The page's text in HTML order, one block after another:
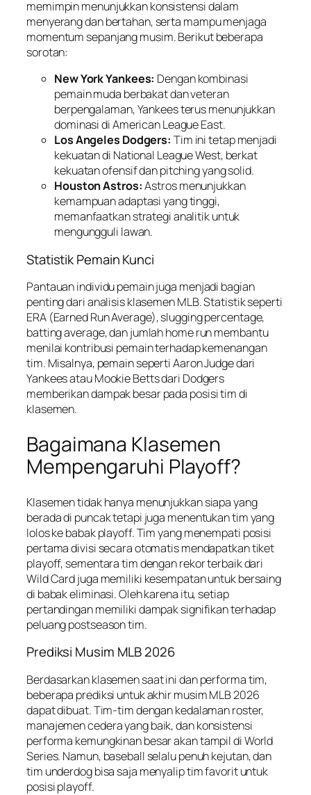
memimpin menunjukkan konsistensi dalam
menyerang dan bertahan, serta mampu menjaga
momentum sepanjang musim. Berikut beberapa
sorotan:
New York Yankees: Dengan kombinasi
pemain muda berbakat dan veteran
berpengalaman, Yankees terus menunjukkan
dominasi di American League East.
Los Angeles Dodgers: Tim ini tetap menjadi
kekuatan di National League West, berkat
kekuatan ofensif dan pitching yang solid.
Houston Astros:Astros menunjukkan
kemampuan adaptasi yang tinggi,
memanfaatkan strategi analitik untuk
mengungguli lawan.
Statistik Pemain Kunci
Pantauan individu pemain juga menjadi bagian
penting dari analisis klasemen MLB. Statistik seperti
ERA (Earned Run Average), slugging percentage,
batting average, dan jumlah home run membantu
menilai kontribusi pemain terhadap kemenangan
tim. Misalnya, pemain seperti Aaron Judge dari
Yankees atau Mookie Betts dari Dodgers
memberikan dampak besar pada posisi tim di
klasemen.
Bagaimana Klasemen
Mempengaruhi Playoff?
Klasemen tidak hanya menunjukkan siapa yang
berada di puncak tetapi juga menentukan tim yang
lolos ke babak playoff. Tim yang menempati posisi
pertama divisi secara otomatis mendapatkan tiket
playoff, sementara tim dengan rekor terbaik dari
Wild Card juga memiliki kesempatan untuk bersaing
di babak eliminasi. Oleh karena itu, setiap
pertandingan memiliki dampak signifikan terhadap
peluang postseason tim.
Prediksi Musim MLB 2026
Berdasarkan klasemen saat ini dan performa tim,
beberapa prediksi untuk akhir musim MLB 2026
dapat dibuat. Tim-tim dengan kedalaman roster,
manajemen cedera yang baik, dan konsistensi
performa kemungkinan besar akan tampil di World
Series. Namun, baseball selalu penuh kejutan, dan
tim underdog bisa saja menyalip tim favorit untuk
posisi playoff.